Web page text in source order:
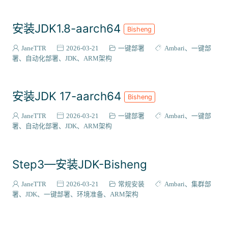
安装JDK1.8-aarch64 Bisheng
JaneTTR 2026-03-21 一键部署 Ambari
一键部
署
自动化部署 JDK ARM架构
安装JDK 17-aarch64 Bisheng
JaneTTR 2026-03-21 一键部署 Ambari
一键部
署
自动化部署 JDK ARM架构
Step3—安装JDK-Bisheng
JaneTTR 2026-03-21 常规安装 Ambari
集群部
署
JDK 一键部署 环境准备 ARM架构